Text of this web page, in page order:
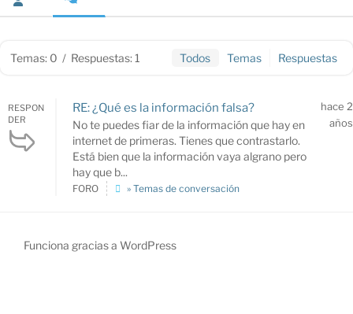
Temas: 0 / Respuestas: 1 Todos Temas Respuestas
RESPON
DER
RE: ¿Qué es la información falsa?
No te puedes fiar de la información que hay en
internet de primeras. Tienes que contrastarlo.
Está bien que la información vaya algrano pero
hay que b...
hace 2
años
FORO » Temas de conversación
Funciona gracias a WordPress